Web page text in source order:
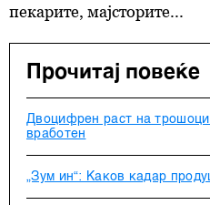
пекарите, мајсторите...
Прочитај повеќе
Двоцифрен раст на
вработен
„Зум ин“: Каков кадар